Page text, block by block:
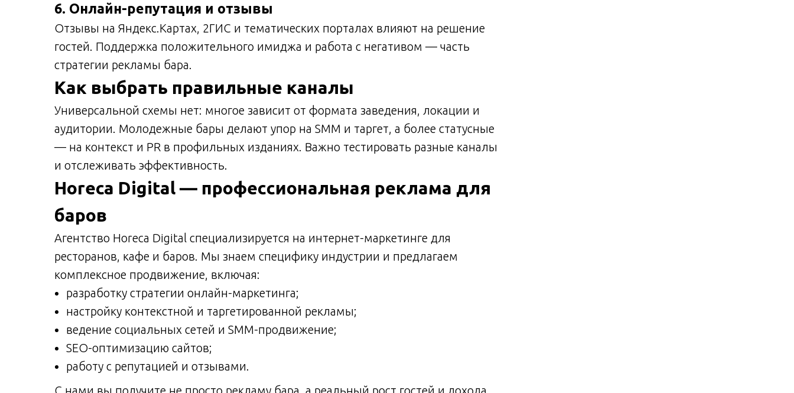
6. Онлайн-репутация и отзывы
Отзывы на Яндекс.Картах, 2ГИС и тематических порталах влияют на решение
гостей. Поддержка положительного имиджа и работа с негативом — часть
стратегии рекламы бара.
Как выбрать правильные каналы
Универсальной схемы нет: многое зависит от формата заведения, локации и
аудитории. Молодежные бары делают упор на SMM и таргет, а более статусные
— на контекст и PR в профильных изданиях. Важно тестировать разные каналы
и отслеживать эффективность.
Horeca Digital — профессиональная реклама для
баров
Агентство Horeca Digital специализируется на интернет-маркетинге для
ресторанов, кафе и баров. Мы знаем специфику индустрии и предлагаем
комплексное продвижение, включая:
разработку стратегии онлайн-маркетинга;
настройку контекстной и таргетированной рекламы;
ведение социальных сетей и SMM-продвижение;
SEO-оптимизацию сайтов;
работу с репутацией и отзывами.